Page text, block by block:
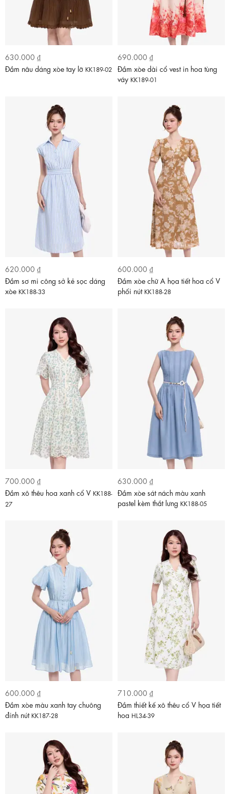
630.000 ₫
Đầm nâu dáng xòe tay lỡ KK189-02
690.000 ₫
Đầm xòe dài cổ vest in hoa tùng
váy KK189-01
620.000 ₫
Đầm sơ mi công sở kẻ sọc dáng
xòe KK188-33
600.000 ₫
Đầm xòe chữ A họa tiết hoa cổ V
phối nút KK188-28
700.000 ₫
Đầm xô thêu hoa xanh cổ V KK188-
27
630.000 ₫
Đầm xòe sát nách màu xanh
pastel kèm thắt lưng KK188-05
600.000 ₫
Đầm xòe màu xanh tay chuông
đính nút KK187-28
710.000 ₫
Đầm thiết kế xô thêu cổ V họa tiết
hoa HL34-39